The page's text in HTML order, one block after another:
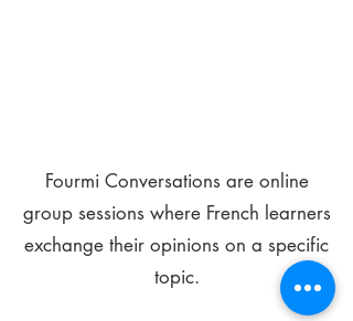
Fourmi Conversations are online
group sessions where French learners
exchange their opinions on a specific
topic.